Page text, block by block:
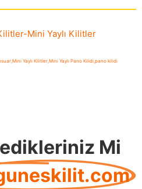
-Mini Yaylı Kilitler
,Mini Yaylı Kilitler,Mini Yaylı Pano Kilidi,pano kilidi
Mi